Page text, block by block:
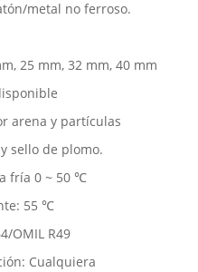
metal no ferroso.
25 mm, 32 mm, 40 mm
arena y partículas
sello de plomo.
fría 0 ~ 50 ℃
55 ℃
OMIL R49
Cualquiera